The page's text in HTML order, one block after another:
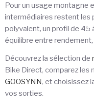
Pour un usage montagne
intermédiaires restent les
polyvalent, un profil de 45
équilibre entre
Découvrez la sélection de
Bike Direct, comparez les
GOOSYNN, et choisissez
vos sorties.